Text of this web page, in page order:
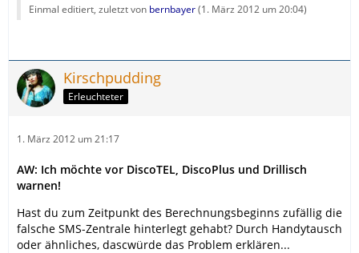
Einmal editiert, zuletzt von bernbayer(1. März 2012 um 20:04)
Kirschpudding
Erleuchteter
1. März 2012 um 21:17
AW: Ich möchte vor DiscoTEL, DiscoPlus und Drillisch
warnen!
Hast du zum Zeitpunkt des Berechnungsbeginns zufällig die
falsche SMS-Zentrale hinterlegt gehabt? Durch Handytausch
oder ähnliches, dascwürde das Problem erklären...